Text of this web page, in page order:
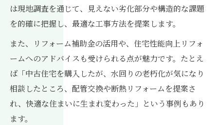
は現地調査を通じて、見えない劣化部分や構造的な課題
を的確に把握し、最適な工事方法を提案します。
また、リフォーム補助金の活用や、住宅性能向上リフォ
ームへのアドバイスも受けられる点が魅力です。たとえ
ば「中古住宅を購入したが、水回りの老朽化が気になり
相談したところ、配管交換や断熱リフォームを提案さ
れ、快適な住まいに生まれ変わった」という事例もあり
ます。